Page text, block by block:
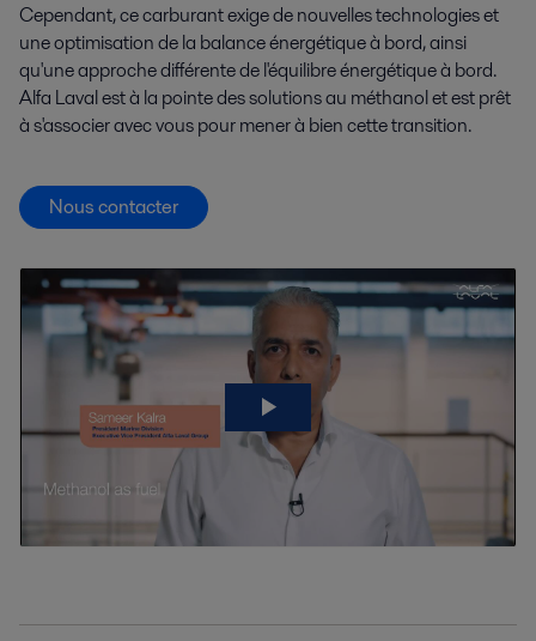
Cependant, ce carburant exige de nouvelles technologies et
une optimisation de la balance énergétique à bord, ainsi
qu'une approche différente de l'équilibre énergétique à bord.
Alfa Laval est à la pointe des solutions au méthanol et est prêt
à s'associer avec vous pour mener à bien cette transition.
Nous contacter